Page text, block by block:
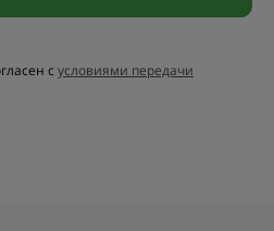
сусловиями передачи